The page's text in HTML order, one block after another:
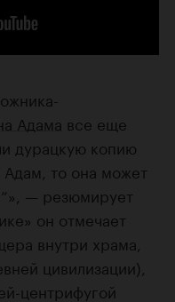
Адама все еще
дурацкую копию
Адам, то она может
— резюмирует
он отмечает
внутри храма,
цивилизации),
центрифугой